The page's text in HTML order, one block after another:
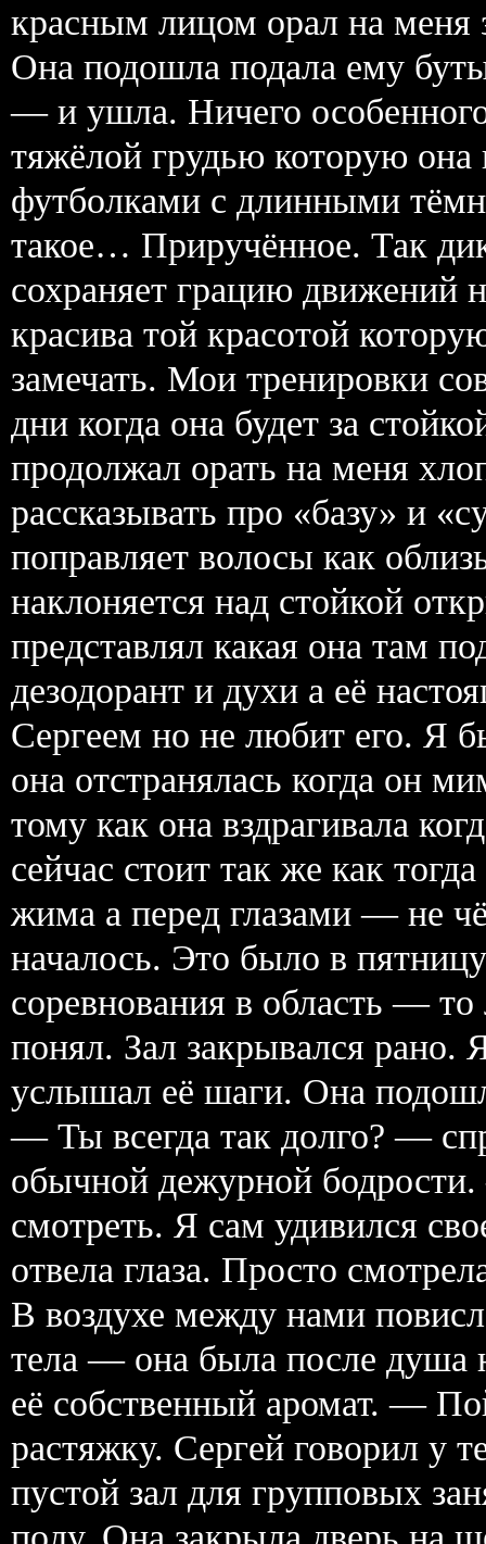
красным лицом орал на меня
Она подошла подала ему
— и ушла. Ничего
тяжёлой грудью которую
футболками с длинными
такое… Приручённое. Так
сохраняет грацию движений
красива той красотой
замечать. Мои тренировки
дни когда она будет за
продолжал орать на меня
рассказывать про «базу» и
поправляет волосы как
наклоняется над стойкой
представлял какая она там
дезодорант и духи а её
Сергеем но не любит его. Я
она отстранялась когда он
тому как она вздрагивала
сейчас стоит так же как
жима а перед глазами — не
началось. Это было в
соревнования в область —
понял. Зал закрывался рано.
услышал её шаги. Она
— Ты всегда так долго? —
обычной дежурной
смотреть. Я сам удивился
отвела глаза. Просто
В воздухе между нами
тела — она была после душа
её собственный аромат. —
растяжку. Сергей говорил
пустой зал для групповых